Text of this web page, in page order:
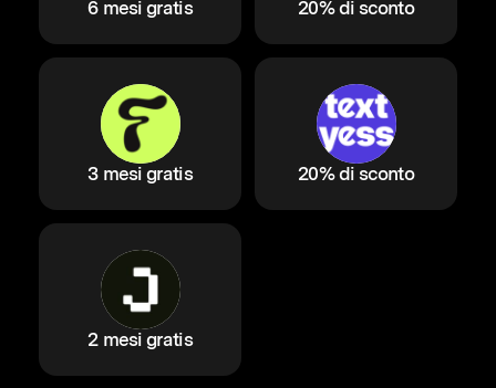
6 mesi gratis 20% di sconto
3 mesi gratis 20% di sconto
2 mesi gratis